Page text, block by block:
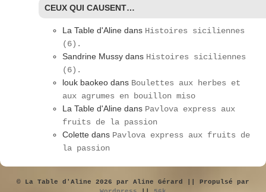
CEUX QUI CAUSENT…
La Table d'Aline dans Histoires siciliennes
(6).
Sandrine Mussy dans Histoires siciliennes
(6).
louk baokeo dans Boulettes aux herbes et
aux agrumes en bouillon miso
La Table d'Aline dans Pavlova express aux
fruits de la passion
Colette dans Pavlova express aux fruits de
la passion
© La Table d'Aline 2026 par Aline Gérard || Propulsé par